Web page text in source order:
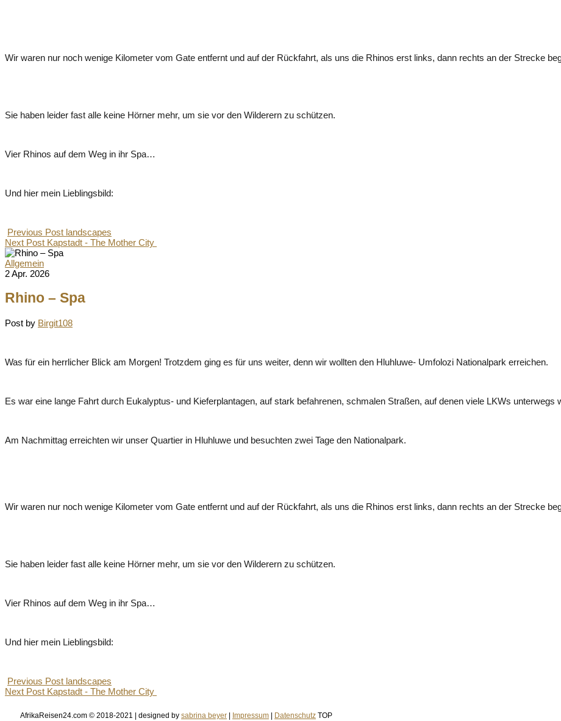
Wir waren nur noch wenige Kilometer vom Gate entfernt und auf der Rückfahrt, als uns die Rhinos erst links, dann rechts an der Strecke
Sie haben leider fast alle keine Hörner mehr, um sie vor den Wilderern zu schützen.
Vier Rhinos auf dem Weg in ihr Spa…
Und hier mein Lieblingsbild:
Previous Post landscapes
Next Post Kapstadt - The Mother City
Allgemein
2 Apr. 2026
Rhino – Spa
Post by Birgit108
Was für ein herrlicher Blick am Morgen! Trotzdem ging es für uns weiter, denn wir wollten den Hluhluwe- Umfolozi Nationalpark erreichen.
Es war eine lange Fahrt durch Eukalyptus- und Kieferplantagen, auf stark befahrenen, schmalen Straßen, auf denen viele LKWs unterwegs
Am Nachmittag erreichten wir unser Quartier in Hluhluwe und besuchten zwei Tage den Nationalpark.
Wir waren nur noch wenige Kilometer vom Gate entfernt und auf der Rückfahrt, als uns die Rhinos erst links, dann rechts an der Strecke
Sie haben leider fast alle keine Hörner mehr, um sie vor den Wilderern zu schützen.
Vier Rhinos auf dem Weg in ihr Spa…
Und hier mein Lieblingsbild:
Previous Post landscapes
Next Post Kapstadt - The Mother City
AfrikaReisen24.com © 2018-2021 | designed by sabrina beyer | Impressum | Datenschutz TOP